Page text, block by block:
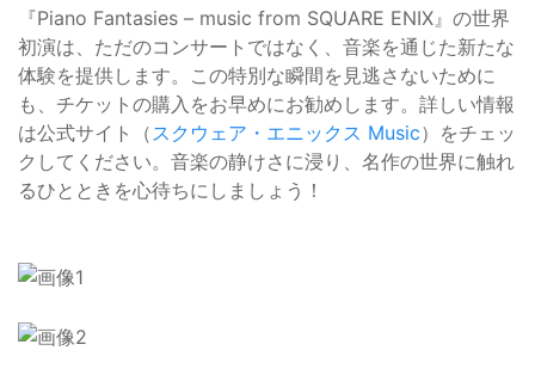
『Piano Fantasies – music from SQUARE ENIX』の世界
初演は、ただのコンサートではなく、音楽を通じた新たな
体験を提供します。この特別な瞬間を見逃さないために
も、チケットの購入をお早めにお勧めします。詳しい情報
は公式サイト（ スクウェア・エニックス Music）をチェッ
クしてください。音楽の静けさに浸り、名作の世界に触れ
るひとときを心待ちにしましょう！